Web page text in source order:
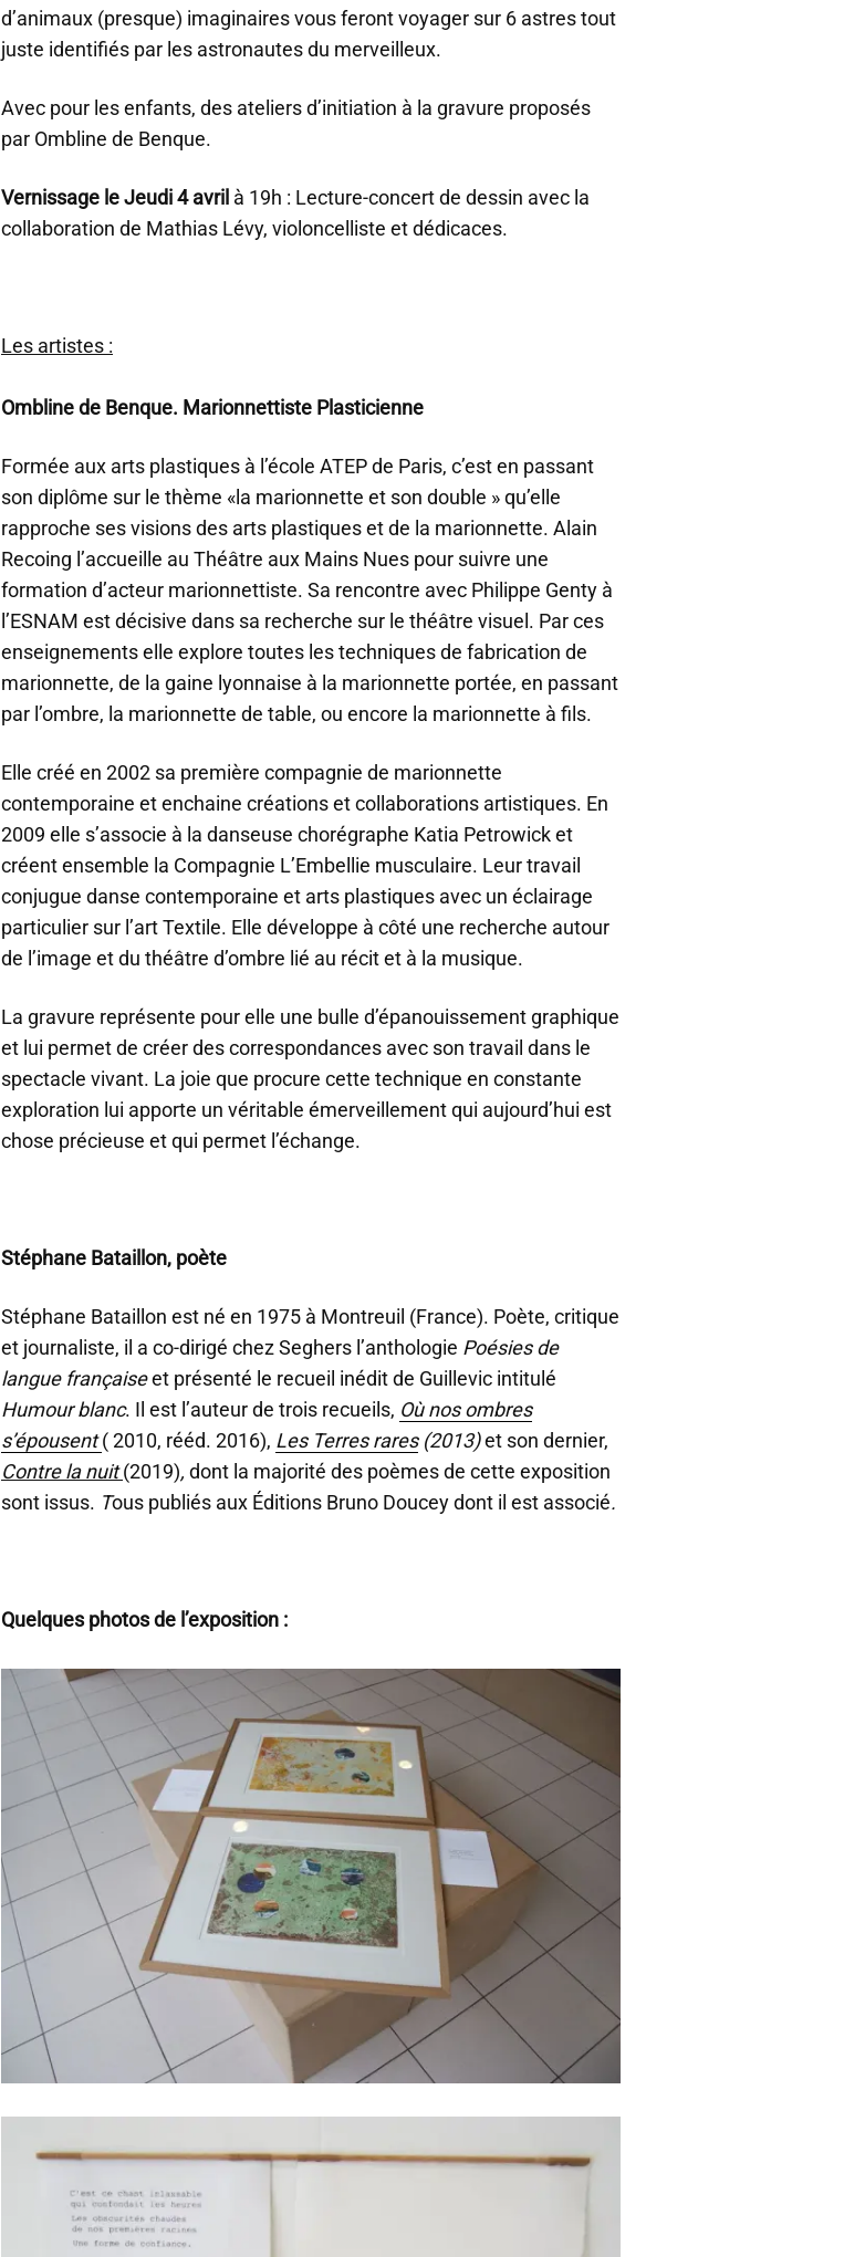
d’animaux (presque) imaginaires vous feront voyager sur 6 astres tout
juste identifiés par les astronautes du merveilleux.
Avec pour les enfants, des ateliers d’initiation à la gravure proposés
par Ombline de Benque.
Vernissage le Jeudi 4 avril à 19h : Lecture-concert de dessin avec la
collaboration de Mathias Lévy, violoncelliste et dédicaces.
Les artistes :
Ombline de Benque. Marionnettiste Plasticienne
Formée aux arts plastiques à l’école ATEP de Paris, c’est en passant
son diplôme sur le thème «la marionnette et son double » qu’elle
rapproche ses visions des arts plastiques et de la marionnette. Alain
Recoing l’accueille au Théâtre aux Mains Nues pour suivre une
formation d’acteur marionnettiste. Sa rencontre avec Philippe Genty à
l’ESNAM est décisive dans sa recherche sur le théâtre visuel. Par ces
enseignements elle explore toutes les techniques de fabrication de
marionnette, de la gaine lyonnaise à la marionnette portée, en passant
par l’ombre, la marionnette de table, ou encore la marionnette à fils.
Elle créé en 2002 sa première compagnie de marionnette
contemporaine et enchaine créations et collaborations artistiques. En
2009 elle s’associe à la danseuse chorégraphe Katia Petrowick et
créent ensemble la Compagnie L’Embellie musculaire. Leur travail
conjugue danse contemporaine et arts plastiques avec un éclairage
particulier sur l’art Textile. Elle développe à côté une recherche autour
de l’image et du théâtre d’ombre lié au récit et à la musique.
La gravure représente pour elle une bulle d’épanouissement graphique
et lui permet de créer des correspondances avec son travail dans le
spectacle vivant. La joie que procure cette technique en constante
exploration lui apporte un véritable émerveillement qui aujourd’hui est
chose précieuse et qui permet l’échange.
Stéphane Bataillon, poète
Stéphane Bataillon est né en 1975 à Montreuil (France). Poète, critique
et journaliste, il a co-dirigé chez Seghers l’anthologie Poésies de
langue françaiseet présenté le recueil inédit de Guillevic intitulé
Humour blanc. Il est l’auteur de trois recueils, Où nos ombres
s’épousent( 2010, rééd. 2016), Les Terres rares(2013)et son dernier,
Contre la nuit (2019), dont la majorité des poèmes de cette exposition
sont issus. Tous publiés aux Éditions Bruno Doucey dont il est associé.
Quelques photos de l’exposition :